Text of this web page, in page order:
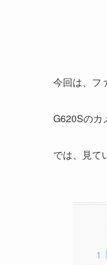
今回は、フ
G620Sのカ
では、見て